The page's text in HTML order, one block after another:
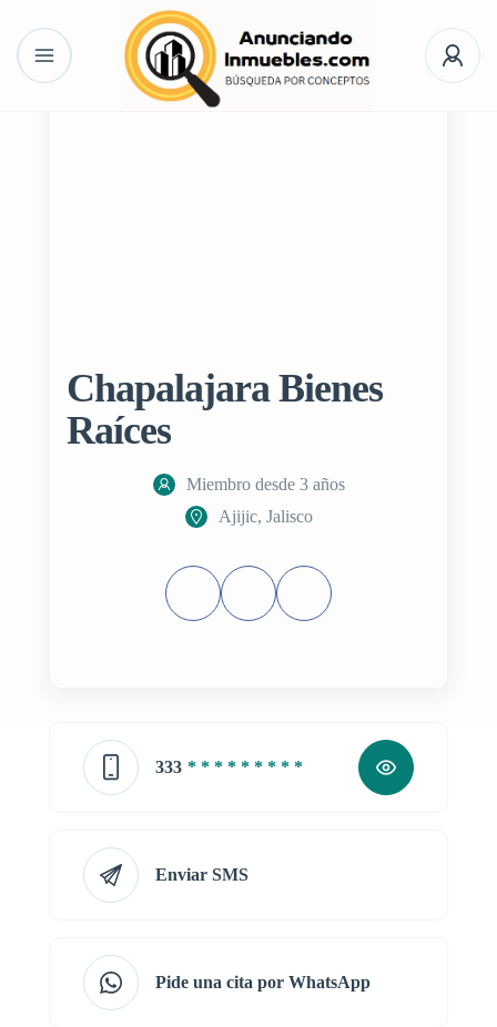
Chapalajara Bienes
Raíces
Miembro desde 3 años
Ajijic, Jalisco
333 * * * * * * * * *
Enviar SMS
Pide una cita por WhatsApp